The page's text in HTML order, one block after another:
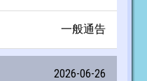
一般通告
2026-06-26